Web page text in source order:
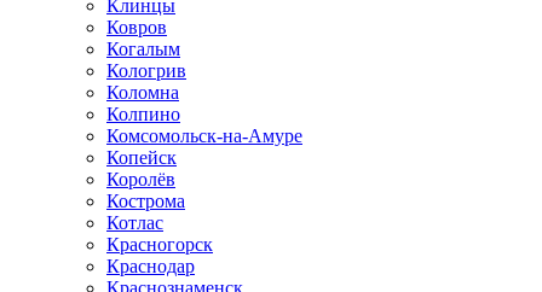
Клинцы
Ковров
Когалым
Кологрив
Коломна
Колпино
Комсомольск-на-Амуре
Копейск
Королёв
Кострома
Котлас
Красногорск
Краснодар
Краснознаменск